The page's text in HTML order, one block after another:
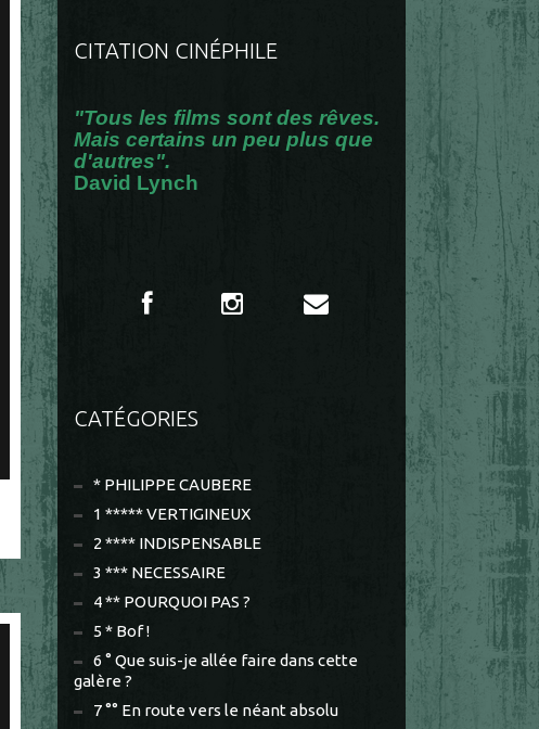
CITATION CINÉPHILE
"Tous les films sont des rêves.
Mais certains un peu plus que
d'autres".
David Lynch
CATÉGORIES
* PHILIPPE CAUBERE
1 ***** VERTIGINEUX
2 **** INDISPENSABLE
3 *** NECESSAIRE
4 ** POURQUOI PAS ?
5 * Bof !
6 ° Que suis-je allée faire dans cette
galère ?
7 °° En route vers le néant absolu